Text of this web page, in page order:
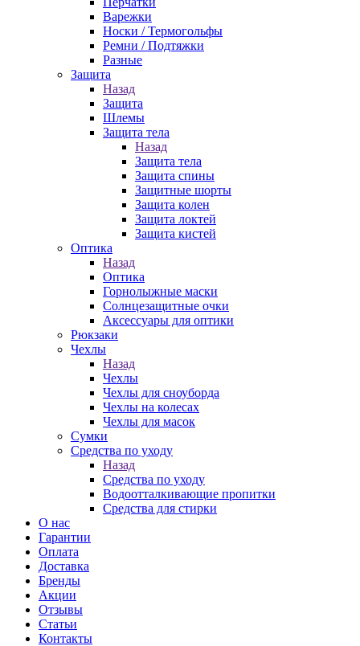
Варежки
Носки / Термогольфы
Ремни / Подтяжки
Разные
Защита
Назад
Защита
Шлемы
Защита тела
Назад
Защита тела
Защита спины
Защитные шорты
Защита колен
Защита локтей
Защита кистей
Оптика
Назад
Оптика
Горнолыжные маски
Солнцезащитные очки
Аксессуары для оптики
Рюкзаки
Чехлы
Назад
Чехлы
Чехлы для сноуборда
Чехлы на колесах
Чехлы для масок
Сумки
Средства по уходу
Назад
Средства по уходу
Водоотталкивающие пропитки
Средства для стирки
О нас
Гарантии
Оплата
Доставка
Бренды
Акции
Отзывы
Статьи
Контакты